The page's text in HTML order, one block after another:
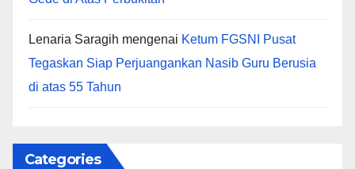
Lenaria Saragih mengenai Ketum FGSNI Pusat
Tegaskan Siap Perjuangankan Nasib Guru Berusia
di atas 55 Tahun
Categories